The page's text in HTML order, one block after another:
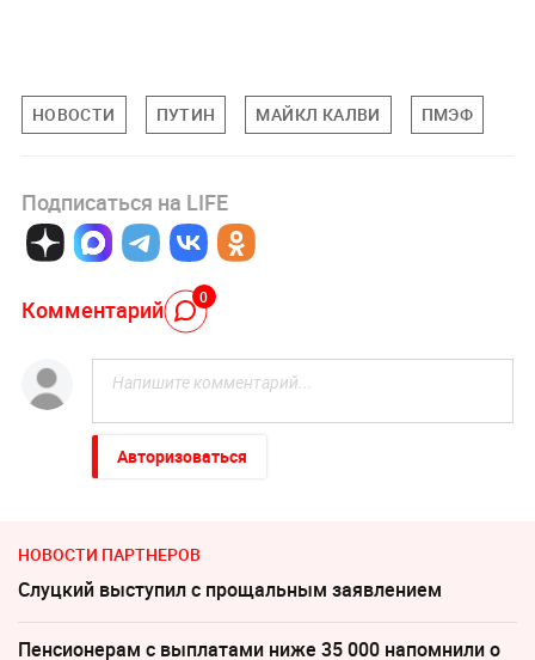
НОВОСТИ ПУТИН МАЙКЛ КАЛВИ ПМЭФ
Подписаться на LIFE
Комментарий 0
Авторизоваться
НОВОСТИ ПАРТНЕРОВ
Слуцкий выступил с прощальным заявлением
Пенсионерам с выплатами ниже 35 000 напомнили о